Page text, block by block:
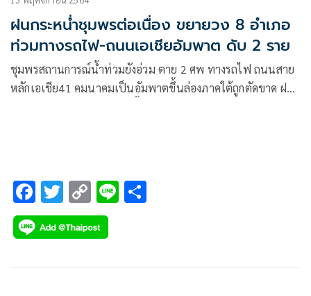
ฝนกระหน่ำชุมพรต่อเนื่อง ขยายวง 8 อำเภอ
ท่วมทางรถไฟ-ถนนเอเชียอัมพาต ดับ 2 ราย
ชุมพรสถานการณ์น้ำท่วมยังอ่วม ตาย 2 ศพ ทางรถไฟ ถนนสาย
หลักเอเชีย41 คมนาคมเป็นอัมพาตขึ้นล่องภาคใต้ถูกตัดขาด ฝน
F
ac
e
T
wi
tt
C
o
p
Li